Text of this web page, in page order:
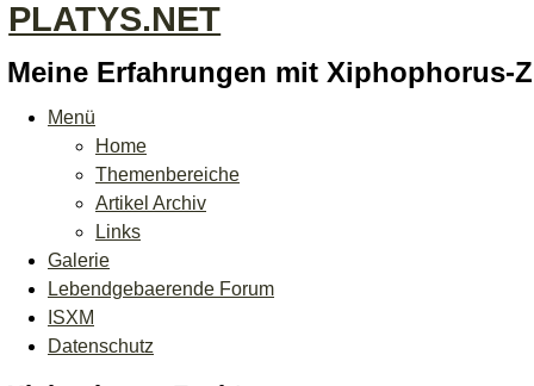
PLATYS.NET
Meine Erfahrungen mit Xiphophorus-
Menü
Home
Themenbereiche
Artikel Archiv
Links
Galerie
Lebendgebaerende Forum
ISXM
Datenschutz